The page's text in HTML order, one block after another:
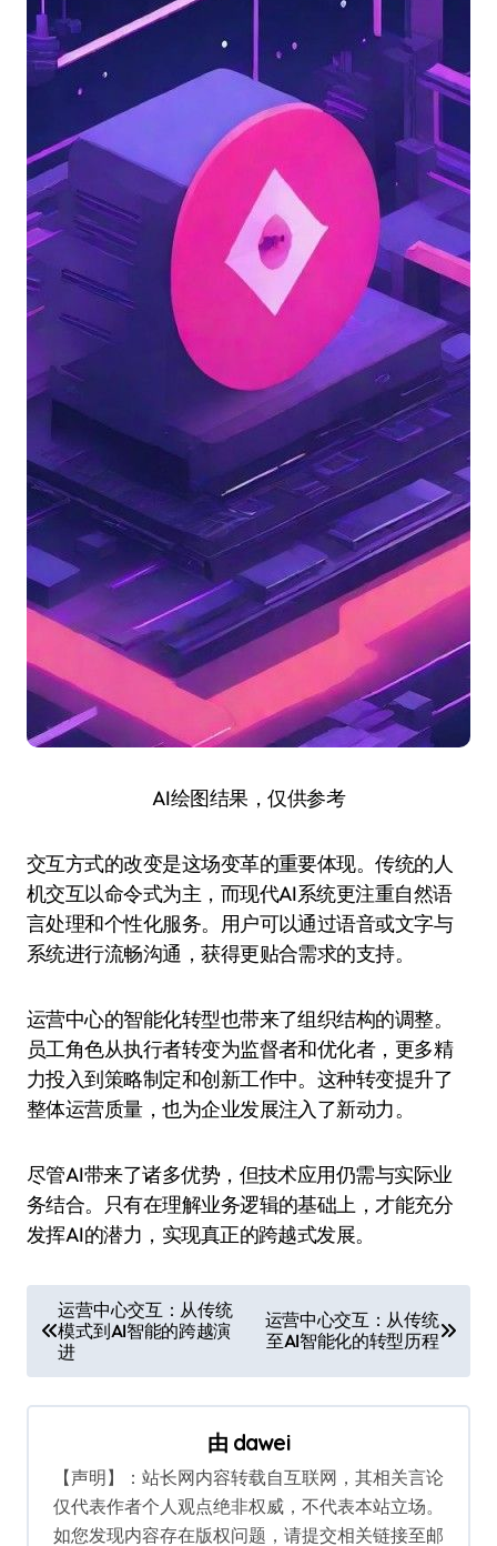
AI绘图结果，仅供参考
交互方式的改变是这场变革的重要体现。传统的人
机交互以命令式为主，而现代AI系统更注重自然语
言处理和个性化服务。用户可以通过语音或文字与
系统进行流畅沟通，获得更贴合需求的支持。
运营中心的智能化转型也带来了组织结构的调整。
员工角色从执行者转变为监督者和优化者，更多精
力投入到策略制定和创新工作中。这种转变提升了
整体运营质量，也为企业发展注入了新动力。
尽管AI带来了诸多优势，但技术应用仍需与实际业
务结合。只有在理解业务逻辑的基础上，才能充分
发挥AI的潜力，实现真正的跨越式发展。
章
导
航
运营中心交互：从传统
模式到AI智能的跨越演
进
运营中心交互：从传统
至AI智能化的转型历程
由 dawei
【声明】：站长网内容转载自互联网，其相关言论
仅代表作者个人观点绝非权威，不代表本站立场。
如您发现内容存在版权问题，请提交相关链接至邮